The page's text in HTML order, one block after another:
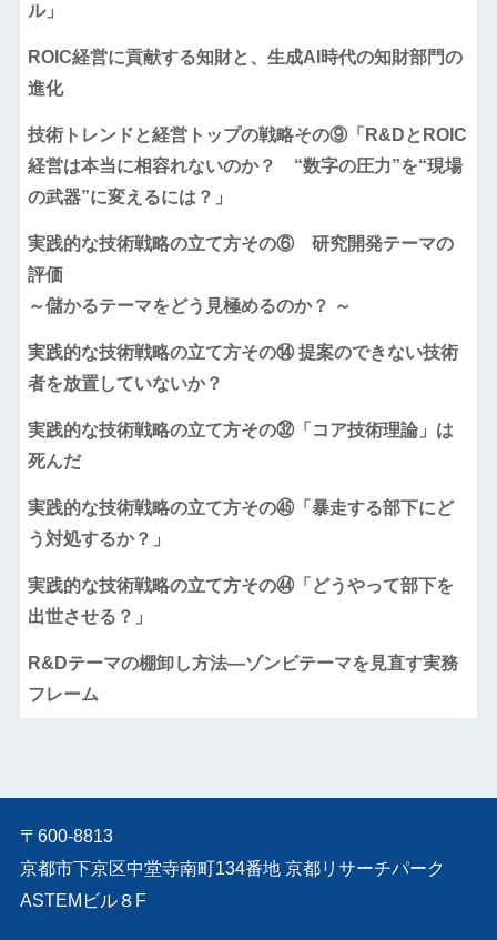
ル」
ROIC経営に貢献する知財と、生成AI時代の知財部門の
進化
技術トレンドと経営トップの戦略その⑨「R&DとROIC
経営は本当に相容れないのか？ “数字の圧力”を“現場
の武器”に変えるには？」
実践的な技術戦略の立て方その⑥ 研究開発テーマの
評価
～儲かるテーマをどう見極めるのか？ ～
実践的な技術戦略の立て方その⑭ 提案のできない技術
者を放置していないか？
実践的な技術戦略の立て方その㉜「コア技術理論」は
死んだ
実践的な技術戦略の立て方その㊺「暴走する部下にど
う対処するか？」
実践的な技術戦略の立て方その㊹「どうやって部下を
出世させる？」
R&Dテーマの棚卸し方法―ゾンビテーマを見直す実務
フレーム
〒600-8813
京都市下京区中堂寺南町134番地 京都リサーチパーク
ASTEMビル８F